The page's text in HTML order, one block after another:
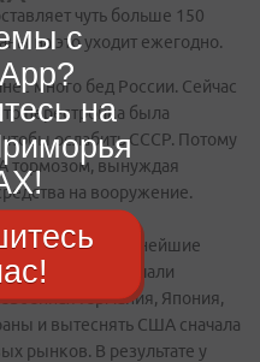
чуть больше 150
на это уходит ежегодно.
много бед России. Сейчас
перестройка была
ослабить СССР. Потому
тормозом, вынуждая
на вооружение.
не давал США
А пока две крупнейшие
вооружений, начали
Германия, Япония,
и вытеснять США сначала
рынков. В результате у
с
на